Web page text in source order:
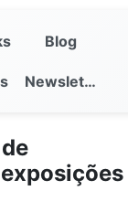
Blog
Newsletter